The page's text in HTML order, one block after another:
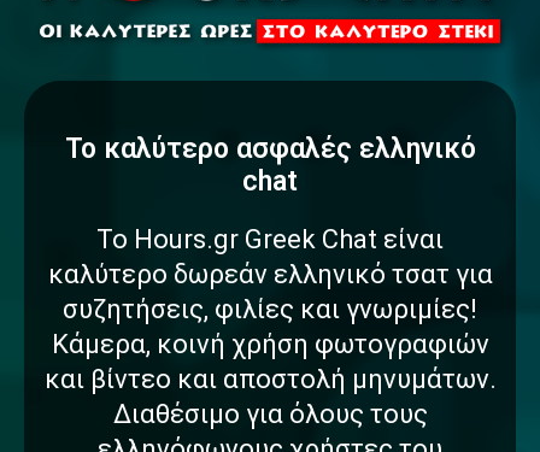
To καλύτερο ασφαλές ελληνικό
chat
Το Hours.gr Greek Chat είναι
καλύτερο δωρεάν ελληνικό τσατ για
συζητήσεις, φιλίες και γνωριμίες!
Κάμερα, κοινή χρήση φωτογραφιών
και βίντεο και αποστολή μηνυμάτων.
Διαθέσιμο για όλους τους